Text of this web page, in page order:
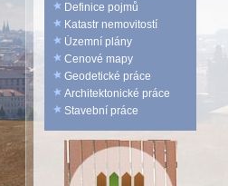
Definice pojmů
Katastr nemovitostí
Územní plány
Cenové mapy
Geodetické práce
Architektonické práce
Stavební práce